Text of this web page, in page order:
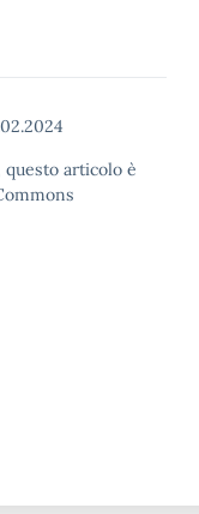
articolo è